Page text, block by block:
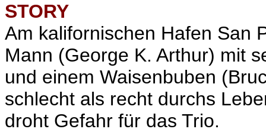
STORY
Am kalifornischen Hafen San
Mann (George K. Arthur) mit
und einem Waisenbuben
schlecht als recht durchs
droht Gefahr für das Trio.